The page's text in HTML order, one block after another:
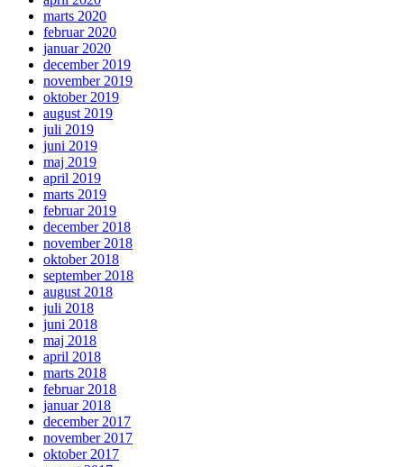
marts 2020
februar 2020
januar 2020
december 2019
november 2019
oktober 2019
august 2019
juli 2019
juni 2019
maj 2019
april 2019
marts 2019
februar 2019
december 2018
november 2018
oktober 2018
september 2018
august 2018
juli 2018
juni 2018
maj 2018
april 2018
marts 2018
februar 2018
januar 2018
december 2017
november 2017
oktober 2017